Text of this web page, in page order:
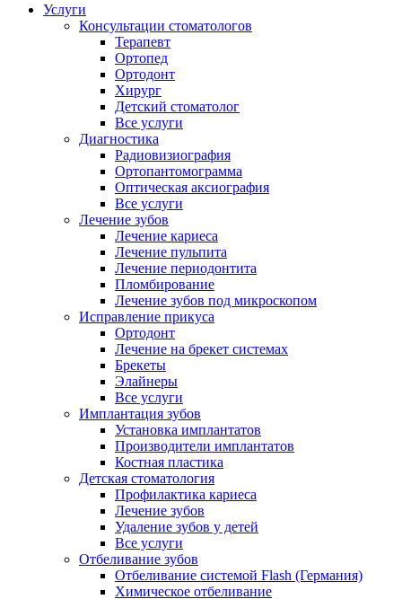
Услуги
Консультации стоматологов
Терапевт
Ортопед
Ортодонт
Хирург
Детский стоматолог
Все услуги
Диагностика
Радиовизиография
Ортопантомограмма
Оптическая аксиография
Все услуги
Лечение зубов
Лечение кариеса
Лечение пульпита
Лечение периодонтита
Пломбирование
Лечение зубов под микроскопом
Исправление прикуса
Ортодонт
Лечение на брекет системах
Брекеты
Элайнеры
Все услуги
Имплантация зубов
Установка имплантатов
Производители имплантатов
Костная пластика
Детская стоматология
Профилактика кариеса
Лечение зубов
Удаление зубов у детей
Все услуги
Отбеливание зубов
Отбеливание системой Flash (Германия)
Химическое отбеливание